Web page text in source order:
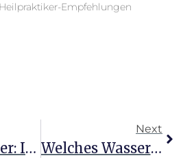
Empfehlungen
Heilpraktiker: Ihre Möglichkeiten Und Fähigkeiten Entdecken
Next
Welches Wasser Heilpraktiker Empfehlen Für Dein Wohlbefinden